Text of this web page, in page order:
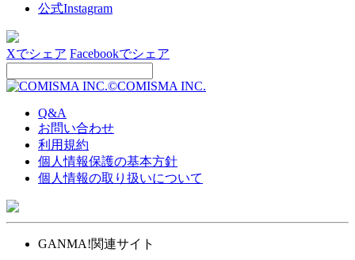
公式Instagram
Xでシェア Facebookでシェア
©COMISMA INC.
Q&A
お問い合わせ
利用規約
個人情報保護の基本方針
個人情報の取り扱いについて
GANMA!関連サイト